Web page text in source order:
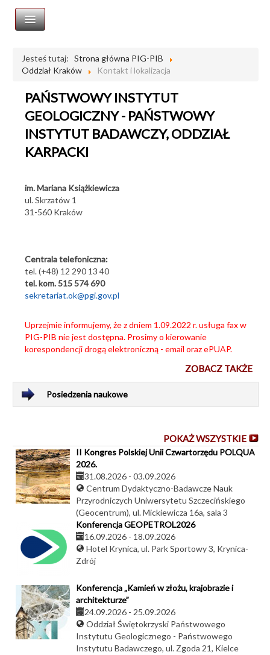
Dyrekcja
Struktura i zakres działania
Historia oddziału
Aktualności
Kontakt i lokalizacja
Biblioteka Geologiczna
Przetargi
Praktyki studenckie
Konkurs geologiczny 2026
Jesteś tutaj: Strona główna PIG-PIB
Oddział Kraków
Kontakt i lokalizacja
PAŃSTWOWY INSTYTUT
GEOLOGICZNY - PAŃSTWOWY
INSTYTUT BADAWCZY, ODDZIAŁ
KARPACKI
im. Mariana Książkiewicza
ul. Skrzatów 1
31-560 Kraków
Centrala telefoniczna:
tel. (+48) 12 290 13 40
tel. kom. 515 574 690
sekretariat.ok@pgi.gov.pl
Uprzejmie informujemy, że z dniem 1.09.2022 r. usługa fax w
PIG-PIB nie jest dostępna. Prosimy o kierowanie
korespondencji drogą elektroniczną - email oraz ePUAP.
ZOBACZ TAKŻE
Posiedzenia naukowe
POKAŻ WSZYSTKIE
II Kongres Polskiej Unii Czwartorzędu POLQUA
2026.
31.08.2026- 03.09.2026
Centrum Dydaktyczno-Badawcze Nauk
Przyrodniczych Uniwersytetu Szczecińskiego
(Geocentrum), ul. Mickiewicza 16a, sala 3
Konferencja GEOPETROL2026
16.09.2026- 18.09.2026
Hotel Krynica, ul. Park Sportowy 3, Krynica-
Zdrój
Konferencja „Kamień w złożu, krajobrazie i
architekturze”
24.09.2026- 25.09.2026
Oddział Świętokrzyski Państwowego
Instytutu Geologicznego - Państwowego
Instytutu Badawczego, ul. Zgoda 21, Kielce